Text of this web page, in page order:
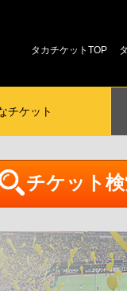
タカチケットTOP
チケット
チケット